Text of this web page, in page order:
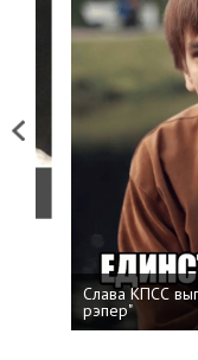
Previous
Слава КПСС
рэпер"